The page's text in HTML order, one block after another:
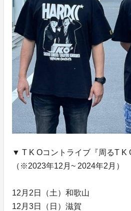
▼ T K Oコントライブ『周るT K
（※2023年12月~ 2024年2月）
12月2日（土）和歌山
12月3日（日）滋賀